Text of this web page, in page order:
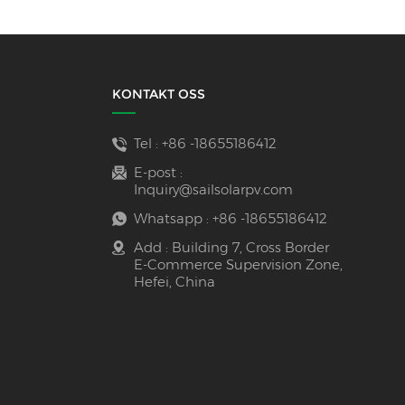
KONTAKT OSS
Tel : +86 -18655186412
E-post :
Inquiry@sailsolarpv.com
Whatsapp : +86 -18655186412
Add : Building 7, Cross Border
E-Commerce Supervision Zone,
Hefei, China